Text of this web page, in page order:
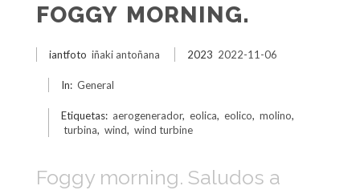
FOGGY MORNING.
iantfoto iñaki antoñana 2023 2022-11-06
In: General
Etiquetas: aerogenerador, eolica, eolico, molino,
turbina, wind, wind turbine
Foggy morning. Saludos a